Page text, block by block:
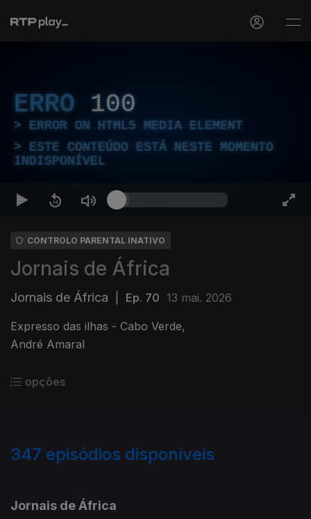
ERRO 100
ERROR ON HTML5 MEDIA ELEMENT
ESTE CONTEÚDO ESTÁ NESTE MOMENTO
INDISPONÍVEL
CONTROLO PARENTAL INATIVO
Jornais de África
Jornais de África Ep. 70 13 mai. 2026
Expresso das ilhas - Cabo Verde,
André Amaral
opções
347 episódios disponíveis
Jornais de África